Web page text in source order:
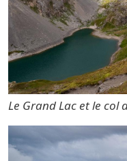
Le Grand Lac et le col